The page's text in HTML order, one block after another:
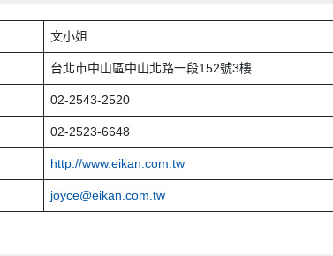
文小姐
台北市中山區中山北路一段152號3樓
02-2543-2520
02-2523-6648
http://www.eikan.com.tw
joyce@eikan.com.tw